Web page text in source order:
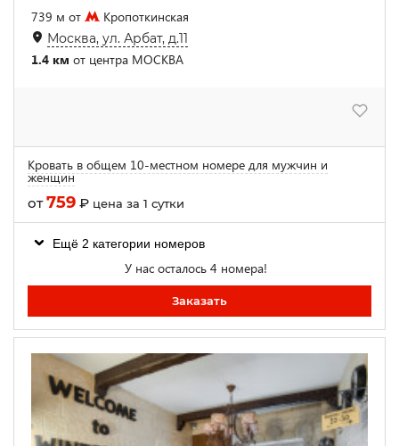
739 м от
Кропоткинская
Москва, ул. Арбат, д.11
1.4 км от центра МОСКВА
Кровать в общем 10-местном номере для мужчин и
женщин
от759 ₽ цена за 1 сутки
Ещё 2 категории номеров
У нас осталось 4 номера!
Заказать